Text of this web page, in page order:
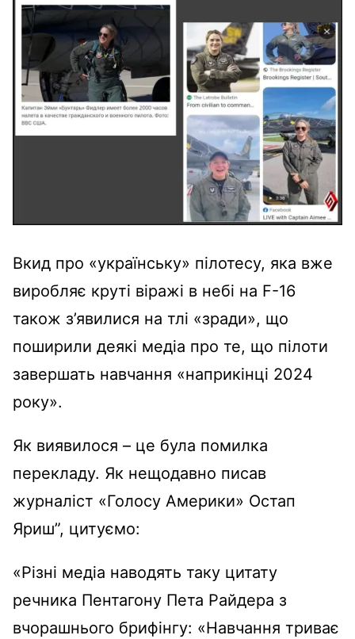
Вкид про «українську» пілотесу, яка вже
виробляє круті віражі в небі на F-16
також з’явилися на тлі «зради», що
поширили деякі медіа про те, що пілоти
завершать навчання «наприкінці 2024
року».
Як виявилося – це була помилка
перекладу. Як нещодавно писав
журналіст «Голосу Америки» Остап
Яриш”, цитуємо:
«Різні медіа наводять таку цитату
речника Пентагону Пета Райдера з
вчорашнього брифінгу: «Навчання триває